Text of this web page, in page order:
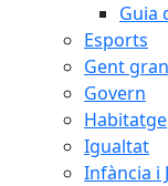
Guia
Esports
Gent gran
Govern
Habitatge
Igualtat
Infància i